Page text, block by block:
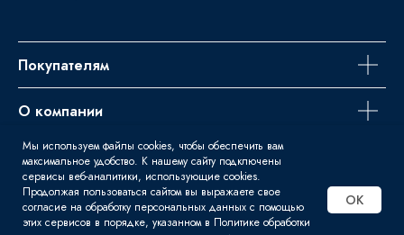
Мы используем файлы cookies, чтобы обеспечить вам
максимальное удобство. К нашему сайту подключены
сервисы веб-аналитики, использующие cookies.
Продолжая пользоваться сайтом вы выражаете свое
согласие на обработку персональных данных с помощью
этих сервисов в порядке, указанном в Политике обработки
OK
Покупателям
О компании
Задайте вопрос
© 2016 - 2026 | Svart - Продажа